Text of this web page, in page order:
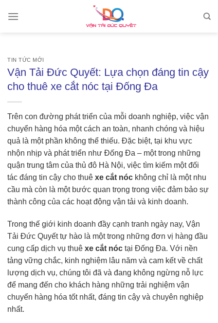
TIN TỨC MỚI
Vận Tải Đức Quyết: Lựa chọn đáng tin cậy
cho thuê xe cắt nóc tại Đống Đa
Trên con đường phát triển của mỗi doanh nghiệp, việc vận
chuyển hàng hóa một cách an toàn, nhanh chóng và hiệu
quả là một phần không thể thiếu. Đặc biệt, tại khu vực
nhộn nhịp và phát triển như Đống Đa – một trong những
quận trung tâm của thủ đô Hà Nội, việc tìm kiếm một đối
tác đáng tin cậy cho thuê xe cắt nóc không chỉ là một nhu
cầu mà còn là một bước quan trọng trong việc đảm bảo sự
thành công của các hoạt động vận tải và kinh doanh.
Trong thế giới kinh doanh đầy cạnh tranh ngày nay, Vận
Tải Đức Quyết tự hào là một trong những đơn vị hàng đầu
cung cấp dịch vụ thuê xe cắt nóc tại Đống Đa. Với nền
tảng vững chắc, kinh nghiệm lâu năm và cam kết về chất
lượng dịch vụ, chúng tôi đã và đang không ngừng nỗ lực
để mang đến cho khách hàng những trải nghiệm vận
chuyển hàng hóa tốt nhất, đáng tin cậy và chuyên nghiệp
nhất.